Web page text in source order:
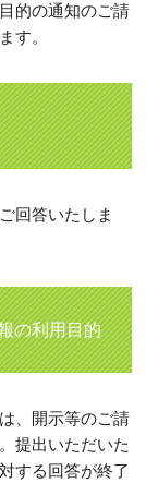
的の通知のご請
す。
回答いたしま
の利用目的
、開示等のご請
提出いただいた
する回答が終了